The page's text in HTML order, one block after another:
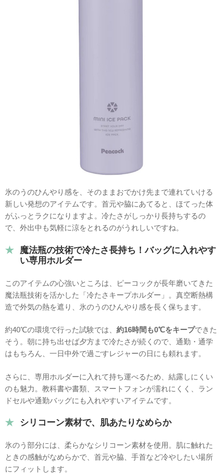
氷のうのひんやり感を、そのままおでかけ先まで連れていける
新しい発想のアイテムです。首元や脇にあてると、ほてった体
がふっとラクになりますよ。冷たさがしっかり長持ちするの
で、外出中も気軽に涼をとれるのがうれしいですね。
魔法瓶の技術で冷たさ長持ち！バッグに入れやす
い専用ホルダー
このアイテムの心強いところは、ピーコックが長年磨いてきた
魔法瓶技術を活かした「冷たさキープホルダー」。真空断熱構
造で外気の熱を遮り、氷のうのひんやり感を長く保ちます。
約40℃の環境で行った試験では、 約16時間も0℃をキープできた
そう。朝に持ち出せば夕方まで冷たさが続くので、通勤・通学
はもちろん、一日中外で過ごすレジャーの日にも頼れます。
さらに、専用ホルダーに入れて持ち運べるため、結露しにくい
のも魅力。教科書や書類、スマートフォンが濡れにくく、ラン
ドセルや通勤バッグにも入れやすいアイテムです。
シリコーン素材で、肌あたりなめらか
氷のう部分には、柔らかなシリコーン素材を使用。肌に触れた
ときの感触がなめらかで、首元や脇、手首など冷やしたい場所
にフィットします。